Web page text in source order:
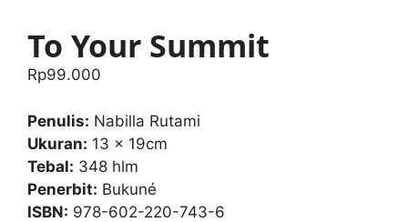
To Your Summit
Rp99.000
Penulis: Nabilla Rutami
Ukuran: 13 x 19cm
Tebal: 348 hlm
Penerbit: Bukuné
ISBN: 978-602-220-743-6